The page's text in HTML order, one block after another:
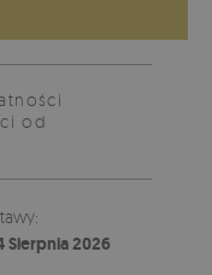
od
Sierpnia 2026